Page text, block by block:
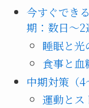
今すぐでき
期：数日〜2
睡眠と光
食事と血
中期対策（4
運動とス